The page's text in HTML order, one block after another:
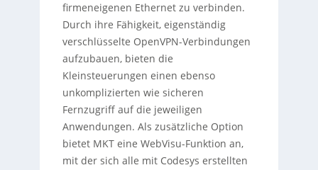
firmeneigenen Ethernet zu verbinden.
Durch ihre Fähigkeit, eigenständig
verschlüsselte OpenVPN-Verbindungen
aufzubauen, bieten die
Kleinsteuerungen einen ebenso
unkomplizierten wie sicheren
Fernzugriff auf die jeweiligen
Anwendungen. Als zusätzliche Option
bietet MKT eine WebVisu-Funktion an,
mit der sich alle mit Codesys erstellten